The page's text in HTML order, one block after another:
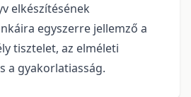
elkészítésének
egyszerre jellemző a
tisztelet, az elméleti
a gyakorlatiasság.